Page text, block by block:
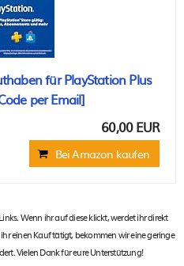
für PlayStation Plus
per Email]
60,00 EUR
Bei Amazon kaufen
Wenn ihr auf diese klickt, werdet ihr direkt
einen Kauf tätigt, bekommen wir eine geringe
Vielen Dank für eure Unterstützung!